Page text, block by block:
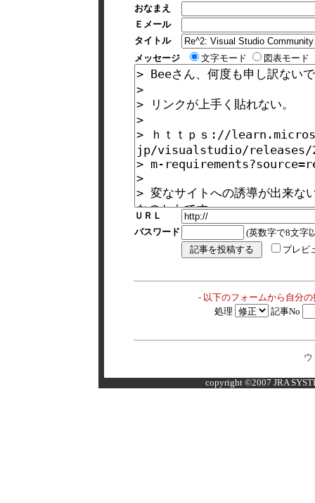
おなまえ
Ｅメール
タイトル
メッセージ
文字モード 図表モード
ＵＲＬ
パスワード
(英数字で8文字
プレビ
- 以下のフォームから自分
処理
記事No
copyright ©2007 JRA